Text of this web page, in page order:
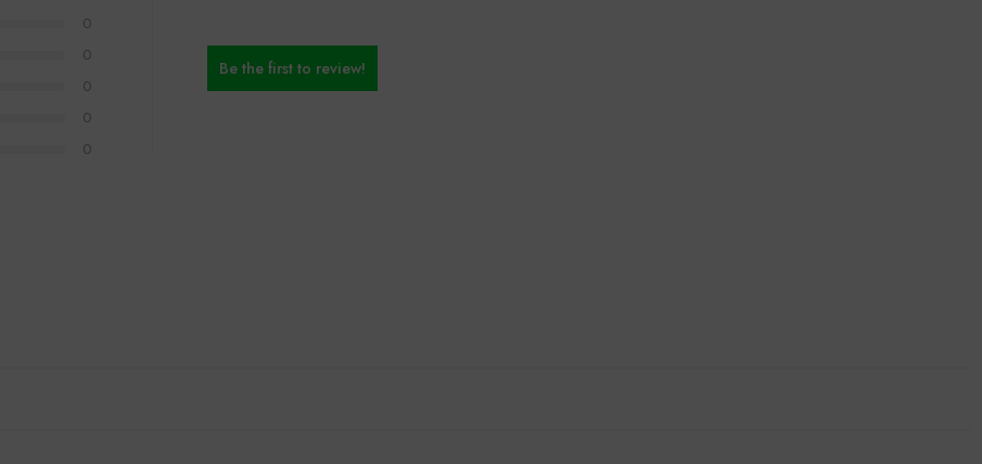
0
0
0
0
0
Be the first to review!